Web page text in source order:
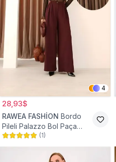
4
28,93$
RAWEA FASHİON Bordo
Pileli Palazzo Bol Paça
Yüksek Bel Tesettür
Pantolon
(1)